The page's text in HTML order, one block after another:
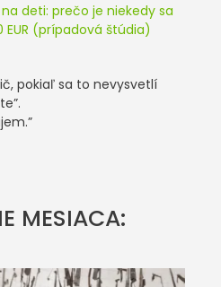
deti: prečo je niekedy sa
(prípadová štúdia)
pokiaľ sa to nevysvetlí
MESIACA: